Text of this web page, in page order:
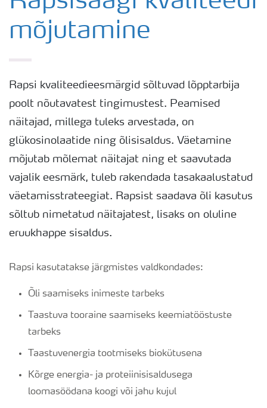
Rapsi saak
Rapsi puudushaigused
Väetamisprogrammid
Keskkonnahoid
mõjutamine
Rapsi kvaliteedieesmärgid sõltuvad lõpptarbija
poolt nõutavatest tingimustest. Peamised
näitajad, millega tuleks arvestada, on
glükosinolaatide ning õlisisaldus. Väetamine
mõjutab mõlemat näitajat ning et saavutada
vajalik eesmärk, tuleb rakendada tasakaalustatud
väetamisstrateegiat. Rapsist saadava õli kasutus
sõltub nimetatud näitajatest, lisaks on oluline
eruukhappe sisaldus.
Rapsi kasutatakse järgmistes valdkondades:
Õli saamiseks inimeste tarbeks
Taastuva tooraine saamiseks keemiatööstuste
tarbeks
Taastuvenergia tootmiseks biokütusena
Kõrge energia- ja proteiinisisaldusega
loomasöödana koogi või jahu kujul